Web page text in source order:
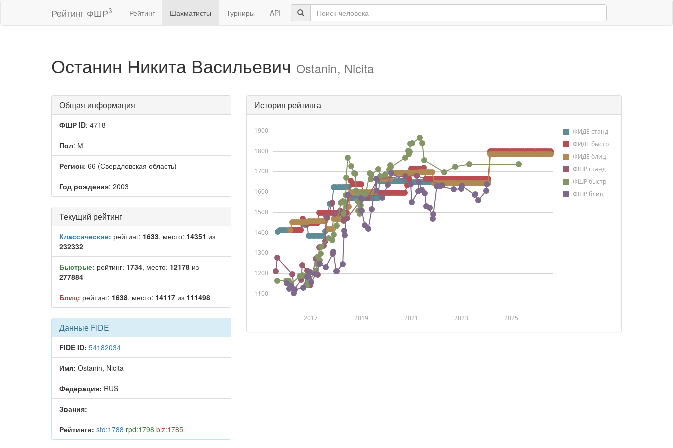
Рейтинг ФШРβ Рейтинг Шахматисты Турниры API
Останин Никита Васильевич Ostanin, Nicita
Общая информация
ФШР ID: 4718
Пол: М
Регион: 66 (Свердловская область)
Год рождения: 2003
Текущий рейтинг
Классические: рейтинг: 1633, место: 14351 из
232332
Быстрые: рейтинг: 1734, место: 12178 из
277884
Блиц: рейтинг: 1638, место: 14117 из 111498
Данные FIDE
FIDE ID: 54182034
Имя: Ostanin, Nicita
Федерация: RUS
Звания:
Рейтинги: std:1788 rpd:1798 blz:1785
История рейтинга
ФИДЕ станд
ФИДЕ быстр
ФИДЕ блиц
ФШР станд
ФШР быстр
ФШР блиц
2017 2019 2021 2023 2025
1100
1200
1300
1400
1500
1600
1700
1800
1900